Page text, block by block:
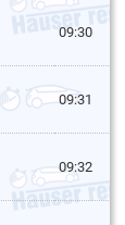
09:30
09:31
09:32